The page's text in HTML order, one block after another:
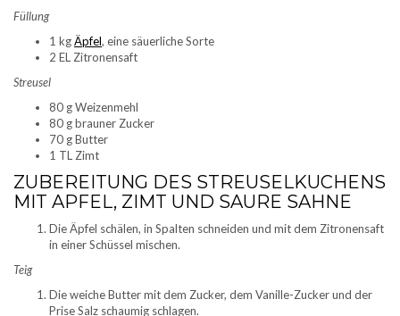
Füllung
1 kgÄpfel, eine säuerliche Sorte
2 EL Zitronensaft
Streusel
80 g Weizenmehl
80 g brauner Zucker
70 g Butter
1 TL Zimt
ZUBEREITUNG DES STREUSELKUCHENS
MIT APFEL, ZIMT UND SAURE SAHNE
Die Äpfel schälen, in Spalten schneiden und mit dem Zitronensaft
in einer Schüssel mischen.
Teig
Die weiche Butter mit dem Zucker, dem Vanille-Zucker und der
Prise Salz schaumig schlagen.